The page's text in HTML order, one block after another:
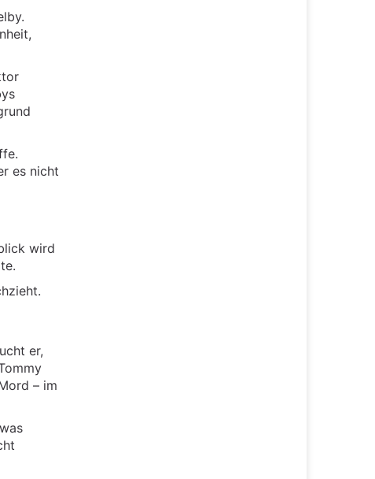
es nicht
wird
er,
– im